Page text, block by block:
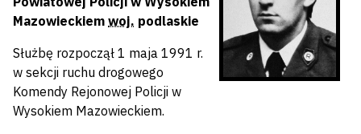
Mazowieckiem woj. podlaskie
Służbę rozpoczął 1 maja 1991 r.
w sekcji ruchu drogowego
Komendy Rejonowej Policji w
Wysokiem Mazowieckiem.